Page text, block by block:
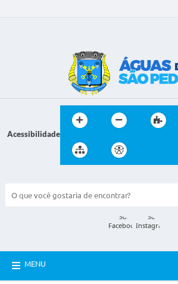
Acessibilidade
MENU